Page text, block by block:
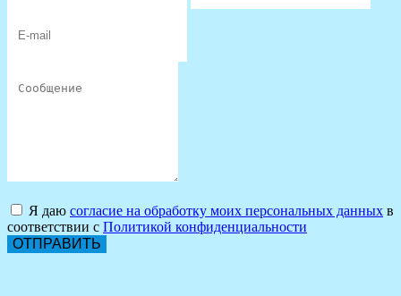
Я даю согласие на обработку моих персональных данных в
соответствии с Политикой конфиденциальности
ОТПРАВИТЬ